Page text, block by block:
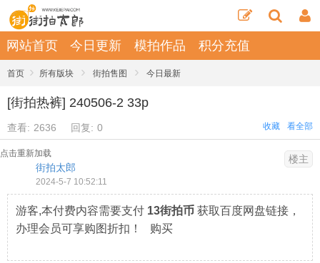
网站首页 今日更新 模拍作品 积分充值
首页 › 所有版块 › 街拍售图 › 今日最新
[街拍热裤] 240506-2 33p
查看: 2636 回复: 0 看全部
收藏
点击重新加载
街拍太郎
2024-5-7 10:52:11
楼主
游客,本付费内容需要支付 13街拍币 获取百度网盘链接，
办理会员可享购图折扣！ 购买